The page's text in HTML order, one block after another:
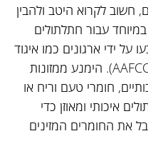
חשוב לקרוא היטב ולהבין
עבור חתלתולים
על ידי ארגונים כמו איגוד
פקידי בקרת הזנות האמריקאיים (AAFCO). הימנע ממזונות
חומרי טעם וריח או
איכותי ומאוזן כדי
את החומרים המזינים